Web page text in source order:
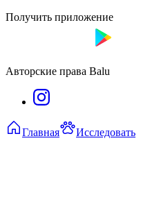
Получить приложение
Авторские права Balu
Главная Исследовать